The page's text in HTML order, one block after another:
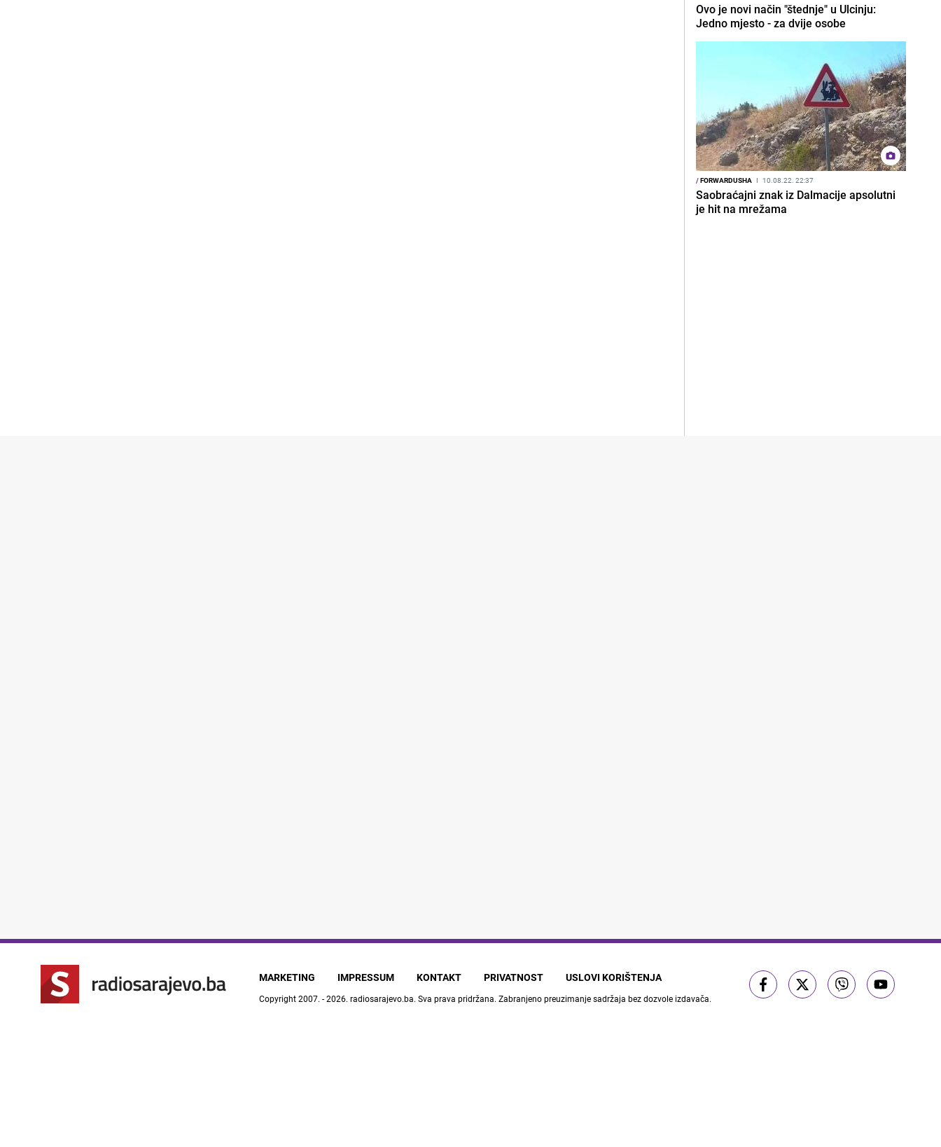
Ovo je novi način "štednje" u Ulcinju:
Jedno mjesto - za dvije osobe
/FORWARDUSHA I 10.08.22. 22:37
Saobraćajni znak iz Dalmacije apsolutni
je hit na mrežama
MARKETING IMPRESSUM KONTAKT PRIVATNOST USLOVI KORIŠTENJA
Copyright 2007. - 2026. radiosarajevo.ba. Sva prava pridržana. Zabranjeno preuzimanje sadržaja bez dozvole izdavača.